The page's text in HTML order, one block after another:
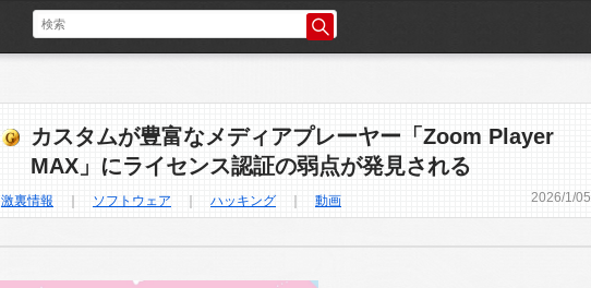
カスタムが豊富なメディアプレーヤー「Zoom Player
MAX」にライセンス認証の弱点が発見される
激裏情報 ソフトウェア ハッキング｜ 動画 2026/1/05